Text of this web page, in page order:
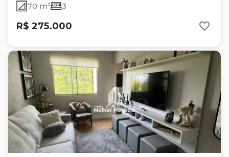
70 m² 3
R$ 275.000